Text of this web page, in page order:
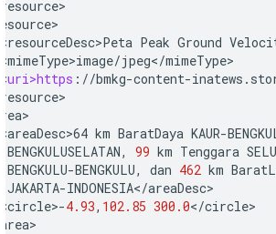
resource
resource
<resourceDesc>Peta Peak Ground
<mimeType>image/jpeg</mimeType
<uri>https : //bmkg-content-inatews .
resource
area
<areaDesc>64 km BaratDaya KAUR-
BENGKULUSELATAN, 99 km Tenggara
BENGKULU-BENGKULU, dan 462 km
JAKARTA-INDONESIA</areaDesc
<circle>-4.93, 102.85 300.0</circle
area